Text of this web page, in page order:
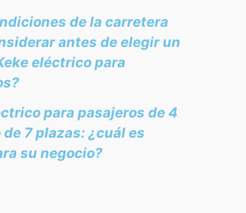
de la carretera
antes de elegir un
eléctrico para
para pasajeros de 4
7 plazas: ¿cuál es
su negocio?